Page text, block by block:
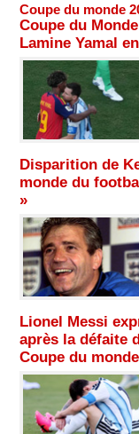
Coupe du monde
Coupe du
Lamine Yamal
Disparition de
monde du
»
Lionel Messi
après la défaite
Coupe du